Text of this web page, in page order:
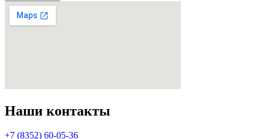
Наши контакты
+7 (8352) 60-05-36